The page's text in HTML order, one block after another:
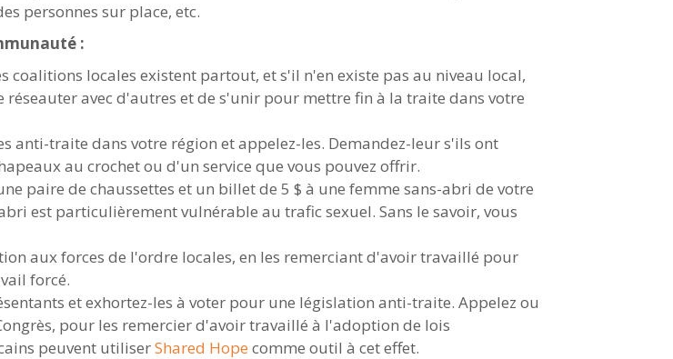
personnes sur place, etc.
:
coalitions locales existent partout, et s'il n'en existe pas au niveau local,
réseauter avec d'autres et de s'unir pour mettre fin à la traite dans votre
anti-traite dans votre région et appelez-les. Demandez-leur s'ils ont
au crochet ou d'un service que vous pouvez offrir.
paire de chaussettes et un billet de 5 $ à une femme sans-abri de votre
est particulièrement vulnérable au trafic sexuel. Sans le savoir, vous
aux forces de l'ordre locales, en les remerciant d'avoir travaillé pour
forcé.
et exhortez-les à voter pour une législation anti-traite. Appelez ou
pour les remercier d'avoir travaillé à l'adoption de lois
peuvent utiliserShared Hope comme outil à cet effet.